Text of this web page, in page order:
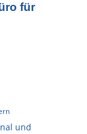
für
und